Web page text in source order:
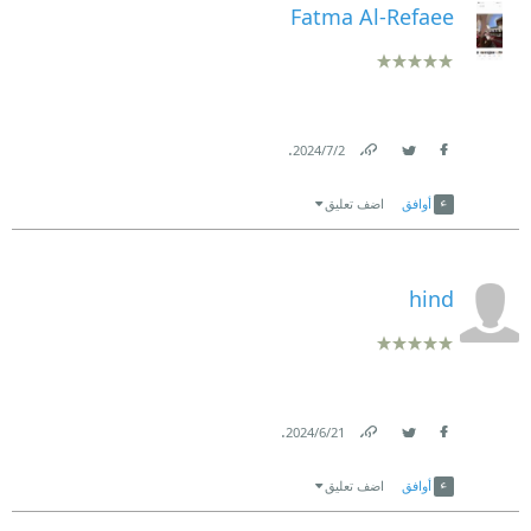
Fatma Al-Refaee
2‏/7‏/2024
.
أوافق اضف تعليق
hind
21‏/6‏/2024
.
أوافق اضف تعليق